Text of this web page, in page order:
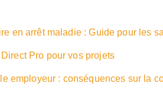
en arrêt maladie : Guide pour les
Pro pour vos projets
employeur : conséquences sur la